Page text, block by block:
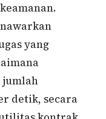
yang
jumlah
detik, secara